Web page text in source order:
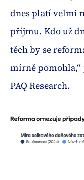
dnes platí velmi
příjmu. Kdo už
těch by se
mírně
PAQ Research.